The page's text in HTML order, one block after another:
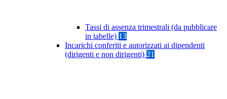
Tassi di assenza trimestrali (da pubblicare
in tabelle) 13
Incarichi conferiti e autorizzati ai dipendenti
(dirigenti e non dirigenti) 21